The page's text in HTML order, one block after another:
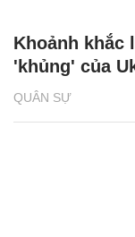
QUÂN SỰ
Khoảnh khắc
'khủng' của